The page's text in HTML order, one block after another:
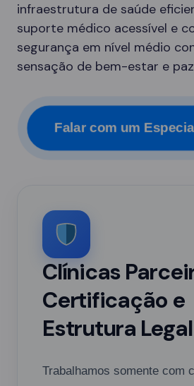
infraestrutura de saúde
suporte médico acessível e
segurança em nível médio
sensação de bem-estar e
Falar com um
Clínicas
Certificação e
Estrutura Legal
Trabalhamos somente com